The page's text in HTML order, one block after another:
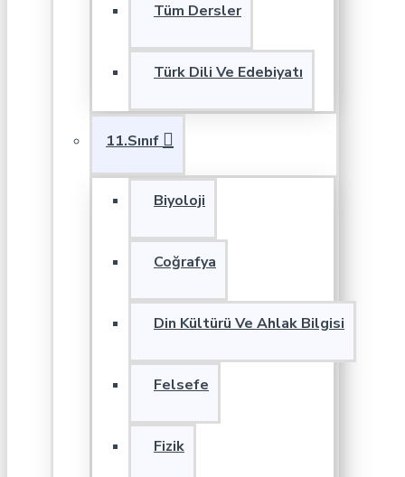
Tüm Dersler
Türk Dili Ve Edebiyatı
11.Sınıf
Biyoloji
Coğrafya
Din Kültürü Ve Ahlak Bilgisi
Felsefe
Fizik